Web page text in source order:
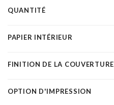
QUANTITÉ
PAPIER INTÉRIEUR
FINITION DE LA COUVERTURE
OPTION D'IMPRESSION